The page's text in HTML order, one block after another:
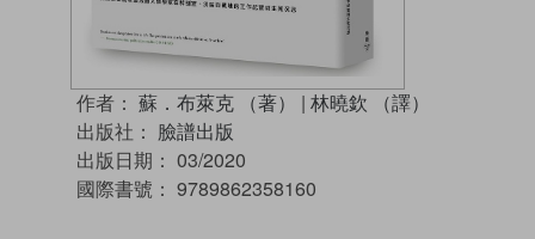
作者： 蘇．布萊克 （著） | 林曉欽 （譯）
出版社： 臉譜出版
出版日期： 03/2020
國際書號： 9789862358160